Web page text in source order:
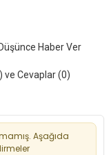
Haber Ver
ve Cevaplar (0)
Aşağıda